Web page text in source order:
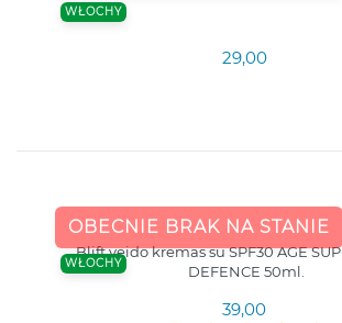
WŁOCHY
29,00
OBECNIE BRAK NA STANIE
WŁOCHY
Blift veido kremas su SPF30 AGE
DEFENCE 50ml.
39,00